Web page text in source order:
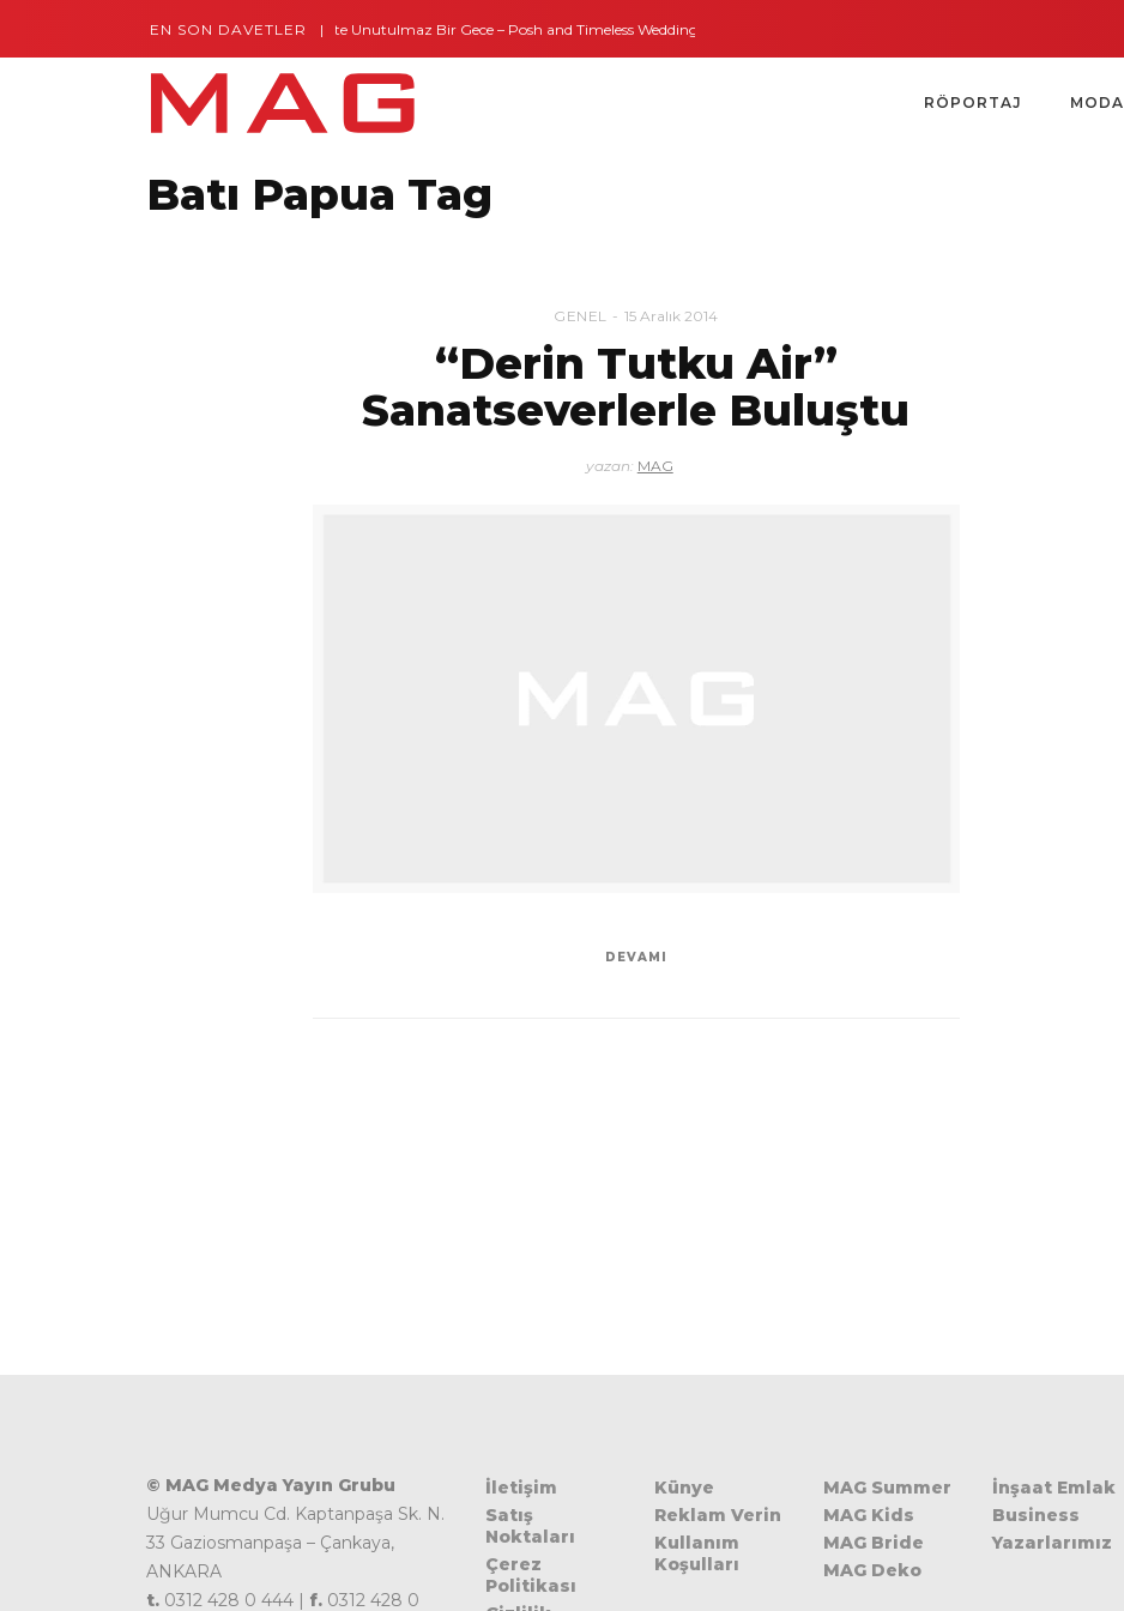
EN SON DAVETLERGaziantep’te Unutulmaz Bir Gece – Posh and Timeless Weddings
RÖPORTAJ MODA
Batı Papua Tag
GENEL 15 Aralık 2014
“Derin Tutku Air”
Sanatseverlerle Buluştu
yazan: MAG
DEVAMI
© MAG Medya Yayın Grubu
Uğur Mumcu Cd. Kaptanpaşa Sk. N.
33 Gaziosmanpaşa – Çankaya,
ANKARA
t. 0312 428 0 444 | f. 0312 428 0
İletişim
Satış
Noktaları
Çerez
Politikası
Künye
Reklam Verin
Kullanım
Koşulları
MAG Summer
MAG Kids
MAG Bride
MAG Deko
İnşaat Emlak
Business
Yazarlarımız